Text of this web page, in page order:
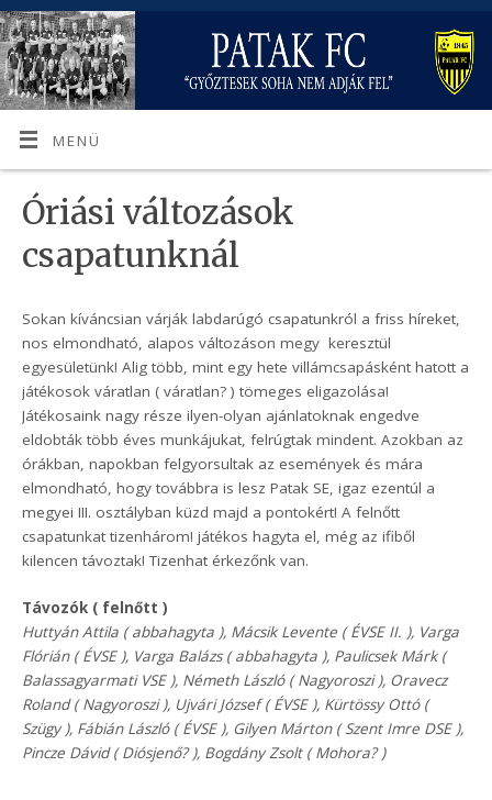
MENÜ
Óriási változások
csapatunknál
Sokan kíváncsian várják labdarúgó csapatunkról a friss híreket,
nos elmondható, alapos változáson megy keresztül
egyesületünk! Alig több, mint egy hete villámcsapásként hatott a
játékosok váratlan ( váratlan? ) tömeges eligazolása!
Játékosaink nagy része ilyen-olyan ajánlatoknak engedve
eldobták több éves munkájukat, felrúgtak mindent. Azokban az
órákban, napokban felgyorsultak az események és mára
elmondható, hogy továbbra is lesz Patak SE, igaz ezentúl a
megyei III. osztályban küzd majd a pontokért! A felnőtt
csapatunkat tizenhárom! játékos hagyta el, még az ifiből
kilencen távoztak! Tizenhat érkezőnk van.
Távozók ( felnőtt )
Huttyán Attila ( abbahagyta ), Mácsik Levente ( ÉVSE II. ), Varga
Flórián ( ÉVSE ), Varga Balázs ( abbahagyta ), Paulicsek Márk (
Balassagyarmati VSE ), Németh László ( Nagyoroszi ), Oravecz
Roland ( Nagyoroszi ), Ujvári József ( ÉVSE ), Kürtössy Ottó (
Szügy ), Fábián László ( ÉVSE ), Gilyen Márton ( Szent Imre DSE ),
Pincze Dávid ( Diósjenő? ), Bogdány Zsolt ( Mohora? )